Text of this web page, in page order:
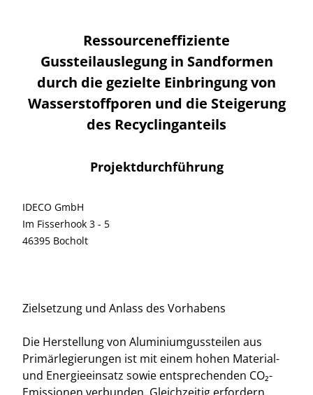
Ressourceneffiziente
Gussteilauslegung in Sandformen
durch die gezielte Einbringung von
Wasserstoffporen und die Steigerung
des Recyclinganteils
Projektdurchführung
IDECO GmbH
Im Fisserhook 3 - 5
46395 Bocholt
Zielsetzung und Anlass des Vorhabens
Die Herstellung von Aluminiumgussteilen aus
Primärlegierungen ist mit einem hohen Material-
und Energieeinsatz sowie entsprechenden CO₂-